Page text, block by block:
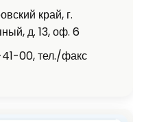
край, г.
д. 13, оф. 6
00, тел./факс